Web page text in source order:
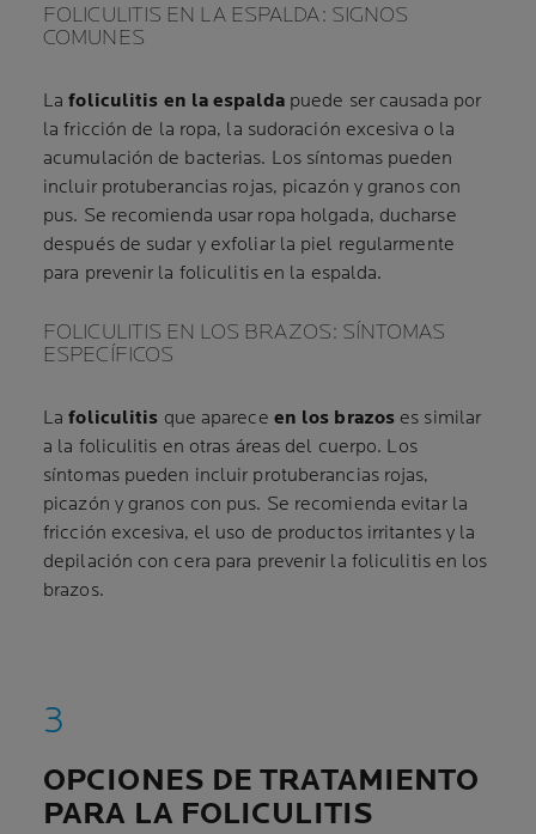
FOLICULITIS EN LA ESPALDA: SIGNOS
COMUNES
Lafoliculitis en la espaldapuede ser causada por
la fricción de la ropa, la sudoración excesiva o la
acumulación de bacterias. Los síntomas pueden
incluir protuberancias rojas, picazón y granos con
pus. Se recomienda usar ropa holgada, ducharse
después de sudar y exfoliar la piel regularmente
para prevenir la foliculitis en la espalda.
FOLICULITIS EN LOS BRAZOS: SÍNTOMAS
ESPECÍFICOS
Lafoliculitis que aparece en los brazos es similar
a la foliculitis en otras áreas del cuerpo. Los
síntomas pueden incluir protuberancias rojas,
picazón y granos con pus. Se recomienda evitar la
fricción excesiva, el uso de productos irritantes y la
depilación con cera para prevenir la foliculitis en los
brazos.
OPCIONES DE TRATAMIENTO
PARA LA FOLICULITIS